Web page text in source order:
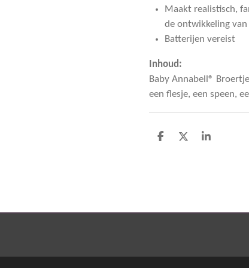
Maakt realistisch,
de ontwikkeling
Batterijen vereist
Inhoud:
Baby Annabell®
een flesje, een speen,
D
D
S